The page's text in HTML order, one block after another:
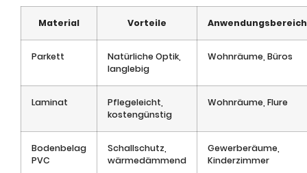
Material Vorteile Anwendungsbereich
Parkett
Natürliche Optik,
langlebig
Wohnräume, Büros
Laminat
Pflegeleicht,
kostengünstig
Wohnräume, Flure
Bodenbelag
PVC
Schallschutz,
wärmedämmend
Gewerberäume,
Kinderzimmer